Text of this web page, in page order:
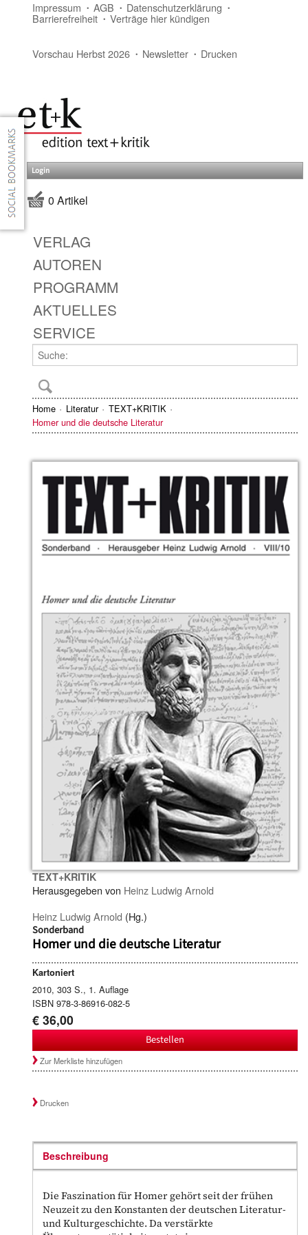
Impressum AGB Datenschutzerklärung
Barrierefreiheit Verträge hier kündigen
Vorschau Herbst 2026 Newsletter Drucken
Login
0 Artikel
VERLAG
AUTOREN
PROGRAMM
AKTUELLES
SERVICE
Home Literatur
TEXT+KRITIK
Homer und die deutsche Literatur
TEXT+KRITIK
Herausgegeben von Heinz Ludwig Arnold
Heinz Ludwig Arnold (Hg.)
Sonderband
Homer und die deutsche Literatur
Kartoniert
2010, 303 S., 1. Auflage
ISBN 978-3-86916-082-5
€ 36,00
Bestellen
Zur Merkliste hinzufügen
Drucken
Beschreibung
Die Faszination für Homer gehört seit der frühen
Neuzeit zu den Konstanten der deutschen Literatur-
und Kulturgeschichte. Da verstärkte